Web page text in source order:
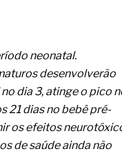
e
neonatal.
desenvolverão
dia 3, atinge o pico
21 dias no bebê pré-
os efeitos
de saúde ainda não